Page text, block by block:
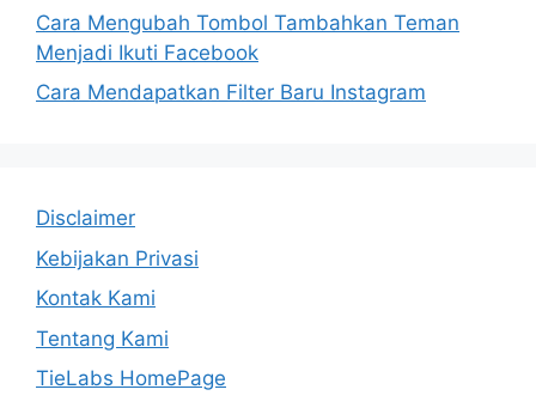
Cara Mengubah Tombol Tambahkan Teman
Menjadi Ikuti Facebook
Cara Mendapatkan Filter Baru Instagram
Disclaimer
Kebijakan Privasi
Kontak Kami
Tentang Kami
TieLabs HomePage